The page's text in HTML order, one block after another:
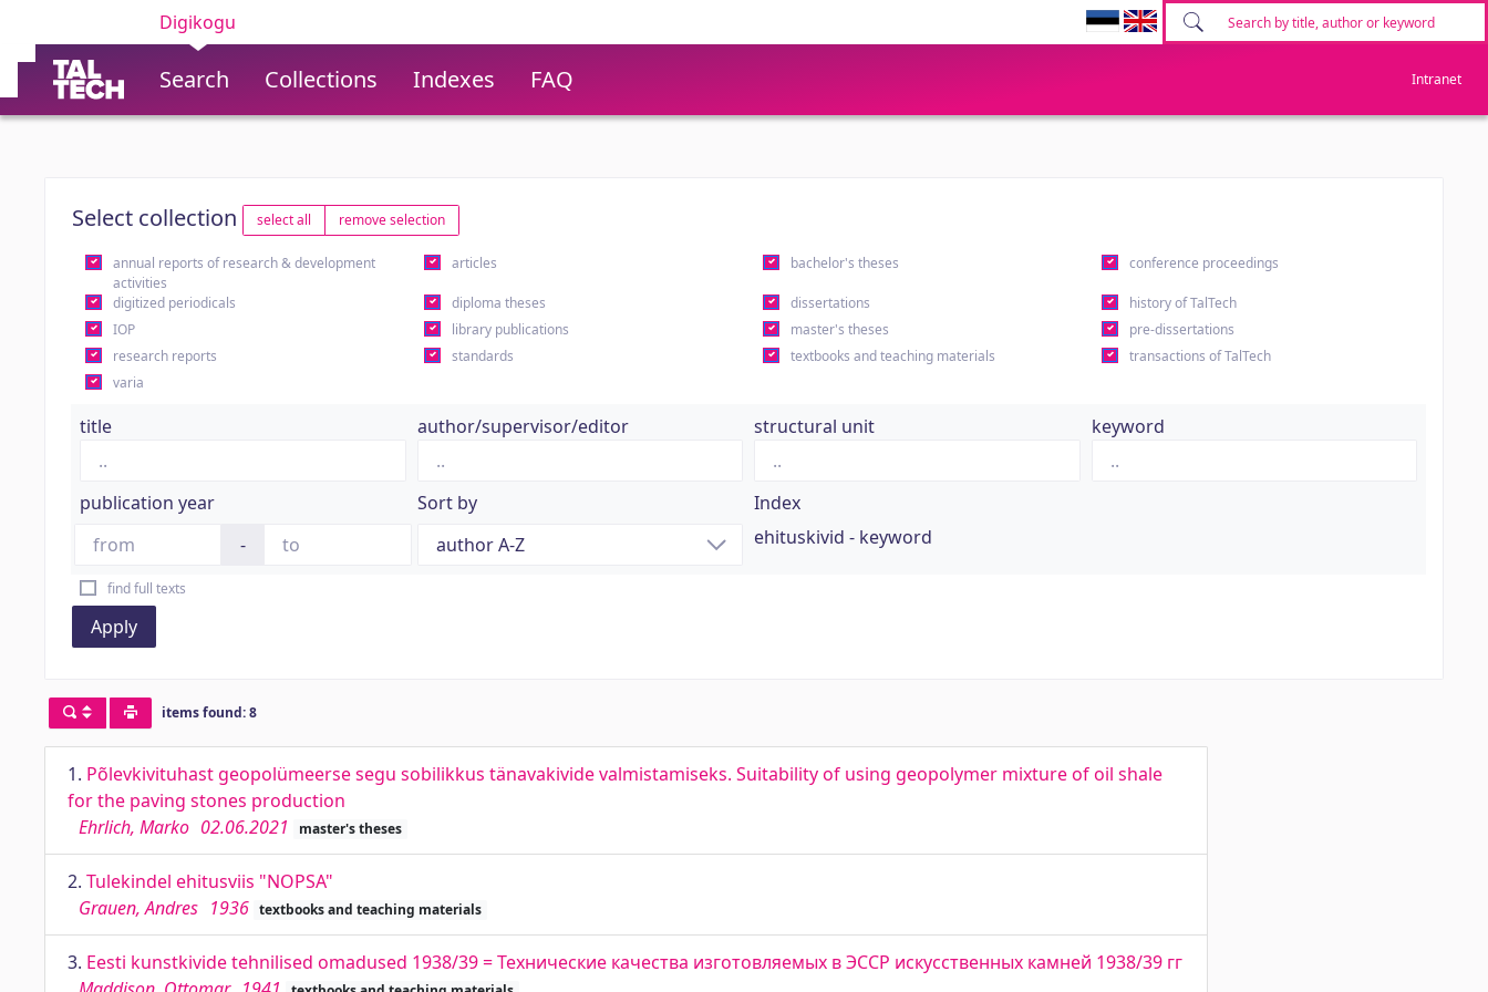
Digikogu
Search Collections Indexes FAQ Intranet
Select collection select all remove selection
annual reports of research & development
activities
articles bachelor's theses conference proceedings
digitized periodicals diploma theses dissertations
history of TalTech
IOP
library publications master's theses
pre-dissertations
research reports
standards textbooks and teaching materials
transactions of TalTech
varia
title author/supervisor/editor structural unit keyword
publication year
-
Sort by
Index
ehituskivid - keyword
find full texts
Apply
items found: 8
1. Põlevkivituhast geopolümeerse segu sobilikkus tänavakivide valmistamiseks. Suitability of using geopolymer mixture of oil shale
for the paving stones production
Ehrlich, Marko 02.06.2021 master's theses
2. Tulekindel ehitusviis "NOPSA"
Grauen, Andres 1936 textbooks and teaching materials
3. Eesti kunstkivide tehnilised omadused 1938/39 = Технические качества изготовляемых в ЭССР искусственных камней 1938/39 гг